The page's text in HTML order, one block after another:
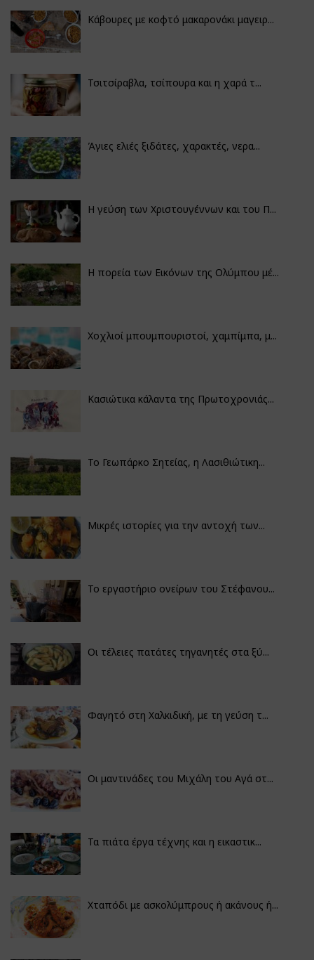
Κάβουρες με κοφτό μακαρονάκι μαγειρ...
Τσιτσίραβλα, τσίπουρα και η χαρά τ...
Άγιες ελιές ξιδάτες, χαρακτές, νερα...
Η γεύση των Χριστουγέννων και του Π...
Η πορεία των Εικόνων της Ολύμπου μέ...
Χοχλιοί μπουμπουριστοί, χαμπίμπα, μ...
Κασιώτικα κάλαντα της Πρωτοχρονιάς...
Το Γεωπάρκο Σητείας, η Λασιθιώτικη...
Μικρές ιστορίες για την αντοχή των...
Το εργαστήριο ονείρων του Στέφανου...
Οι τέλειες πατάτες τηγανητές στα ξύ...
Φαγητό στη Χαλκιδική, με τη γεύση τ...
Οι μαντινάδες του Μιχάλη του Αγά στ...
Τα πιάτα έργα τέχνης και η εικαστικ...
Χταπόδι με ασκολύμπρους ή ακάνους ή...